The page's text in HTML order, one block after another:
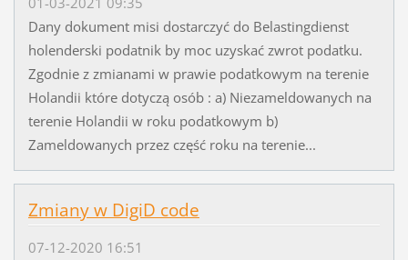
Dany dokument misi dostarczyć do Belastingdienst
holenderski podatnik by moc uzyskać zwrot podatku.
Zgodnie z zmianami w prawie podatkowym na terenie
Holandii które dotyczą osób : a) Niezameldowanych na
terenie Holandii w roku podatkowym b)
Zameldowanych przez część roku na terenie...
Zmiany w DigiD code
07-12-2020 16:51